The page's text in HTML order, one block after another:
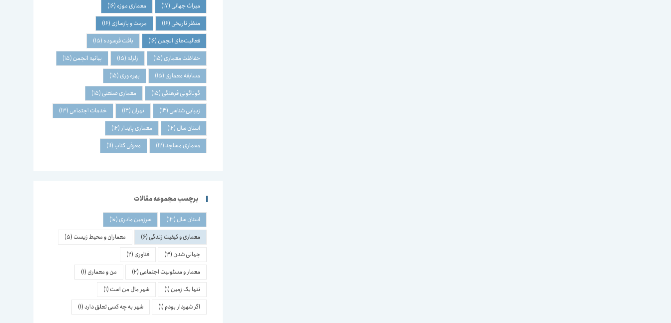
میراث جهانی (17) معماری موزه (16)
منظر تاریخی (16) مرمت و بازسازی (16)
فعالیت‌های انجمن (16) بافت فرسوده (15)
حفاظت معماری (15) زلزله (15) بیانیه انجمن (15)
مسابقه معماری (15) بهره وری (15)
گوناگونی فرهنگی (15) معماری صنعتی (15)
زیبایی شناسی (14) تهران (14) خدمات اجتماعی (13)
استان سال (12) معماری پایدار (12)
معماری مساجد(12) معرفی کتاب (11)
برچسب مجموعه مقالات
استان سال (13) سرزمین مادری (10)
معماری و کیفیت زندگی (6) معماران و محیط زیست (5)
جهانی شدن (3) فناوری (2)
معمار و مسئولیت اجتماعی (2) من و معماری (1)
تنها یک زمین (1) شهر مال من است (1)
اگر شهردار بودم (1) شهر به چه کسی تعلق دارد(1)